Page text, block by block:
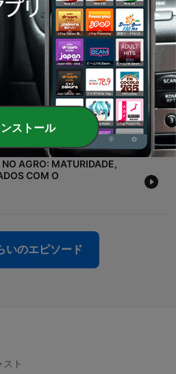
DESAFIOS REAIS,
OPERAR NO CENÁRIO
SUSTENTABILIDADE E O
DA TRANSIÇÃO
AGRO: MATURIDADE,
COM O
いのエピソード
ト
ストール